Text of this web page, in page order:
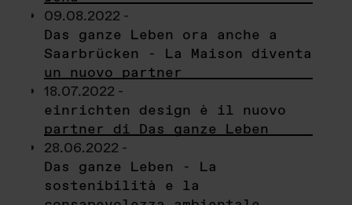
09.08.2022 -
Das ganze Leben ora anche a
Saarbrücken - La Maison diventa
un nuovo partner
18.07.2022 -
einrichten design è il nuovo
partner di Das ganze Leben
28.06.2022 -
Das ganze Leben - La
sostenibilità e la